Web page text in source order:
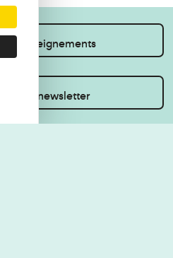
renseignements
à la newsletter